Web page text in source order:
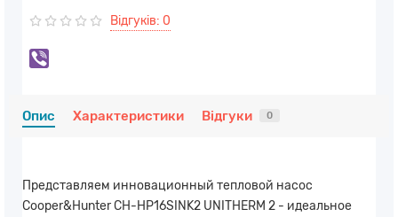
Відгуків: 0
Опис Характеристики Відгуки 0
Представляем инновационный тепловой насос
Cooper&Hunter CH-HP16SINK2 UNITHERM 2 - идеальное